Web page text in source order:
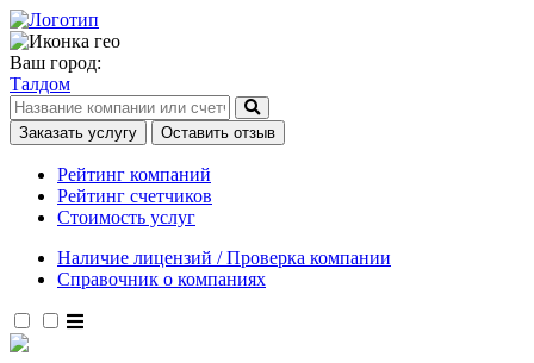
Ваш город:
Талдом
Заказать услугу Оставить отзыв
Рейтинг компаний
Рейтинг счетчиков
Стоимость услуг
Наличие лицензий / Проверка компании
Справочник о компаниях